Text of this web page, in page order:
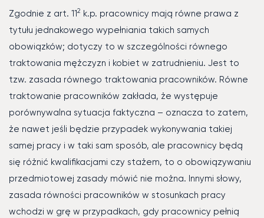
Zgodnie z art. 112 k.p. pracownicy mają równe prawa z
tytułu jednakowego wypełniania takich samych
obowiązków; dotyczy to w szczególności równego
traktowania mężczyzn i kobiet w zatrudnieniu. Jest to
tzw. zasada równego traktowania pracowników. Równe
traktowanie pracowników zakłada, że występuje
porównywalna sytuacja faktyczna – oznacza to zatem,
że nawet jeśli będzie przypadek wykonywania takiej
samej pracy i w taki sam sposób, ale pracownicy będą
się różnić kwalifikacjami czy stażem, to o obowiązywaniu
przedmiotowej zasady mówić nie można. Innymi słowy,
zasada równości pracowników w stosunkach pracy
wchodzi w grę w przypadkach, gdy pracownicy pełnią